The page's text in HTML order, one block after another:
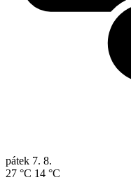
pátek 7. 8.
27 °C 14 °C